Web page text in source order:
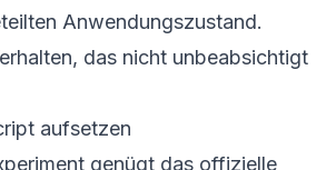
Anwendungszustand.
das nicht unbeabsichtigt
aufsetzen
genügt das offizielle